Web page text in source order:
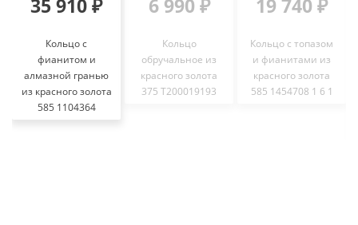
35 910 ₽
Кольцо с
фианитом и
алмазной гранью
из красного золота
585 1104364
6 990 ₽
Кольцо
обручальное из
красного золота
375 Т200019193
19 740 ₽
Кольцо с топазом
и фианитами из
красного золота
585 1454708 1 6 1